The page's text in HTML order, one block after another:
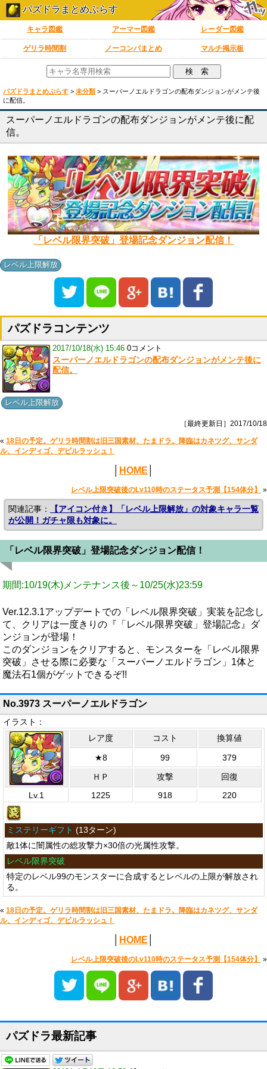
パズドラまとめぷらす
キャラ図鑑 アーマー図鑑 レーダー図鑑
ゲリラ時間割 ノーコンパまとめ マルチ掲示板
パズドラまとめぷらす > 未分類 > スーパーノエルドラゴンの配布ダンジョンがメンテ後
に配信。
スーパーノエルドラゴンの配布ダンジョンがメンテ後に配
信。
「レベル限界突破」登場記念ダンジョン配信！
レベル上限解放
パズドラコンテンツ
2017/10/18(水) 15:46 0コメント
スーパーノエルドラゴンの配布ダンジョンがメンテ後に
配信。
レベル上限解放
［最終更新日］2017/10/18
« 18日の予定。ゲリラ時間割は旧三国素材、たまドラ。降臨はカネツグ、サンダ
ル、インディゴ、デビルラッシュ！
HOME
レベル上限突破後のLv110時のステータス予測【154体分】 »
関連記事：
【アイコン付き】「レベル上限解放」の対象キャラ一覧
が公開！ガチャ限も対象に。
「レベル限界突破」登場記念ダンジョン配信！
期間:10/19(木)メンテナンス後～10/25(水)23:59
Ver.12.3.1アップデートでの「レベル限界突破」実装を記念し
て、クリアは一度きりの『「レベル限界突破」登場記念』ダ
ンジョンが登場！
このダンジョンをクリアすると、モンスターを「レベル限界
突破」させる際に必要な「スーパーノエルドラゴン」1体と
魔法石1個がゲットできるぞ!!
No.3973 スーパーノエルドラゴン
イラスト：
レア度 コスト 換算値
★8 99
379
ＨＰ
攻撃
回復
Lv.1
1225 918 220
ミステリーギフト (13ターン)
敵1体に闇属性の総攻撃力×30倍の光属性攻撃。
レベル限界突破
特定のレベル99のモンスターに合成するとレベルの上限が解放され
る。
« 18日の予定。ゲリラ時間割は旧三国素材、たまドラ。降臨はカネツグ、サンダ
ル、インディゴ、デビルラッシュ！
HOME
レベル上限突破後のLv110時のステータス予測【154体分】 »
パズドラ最新記事